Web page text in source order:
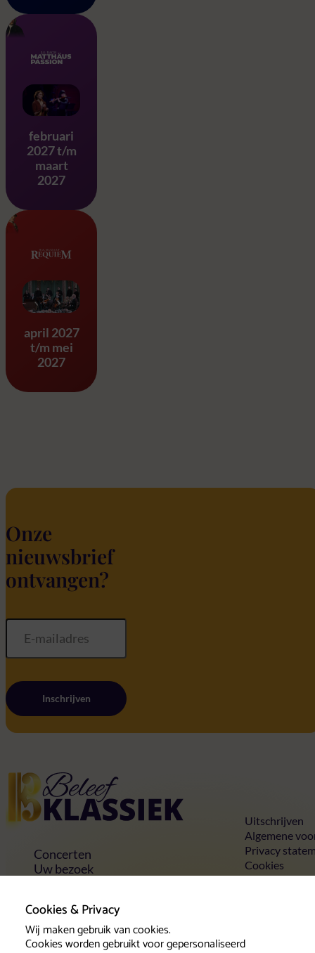
Cookies & Privacy
Wij maken gebruik van cookies.
Cookies worden gebruikt voor gepersonaliseerd
Matthäus Passion – J.S.
februari
2027 t/m
maart
2027
Requiem & Eine Kleine
april 2027
t/m mei
2027
Onze
nieuwsbrief
ontvangen?
Inschrijven
Concerten
Uw bezoek
Vrienden & voordelen
Contact
Uitschrijven
Algemene
Privacy
Cookies